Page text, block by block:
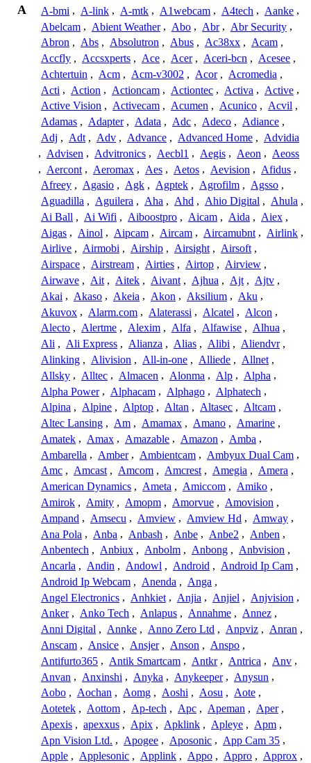
A A-bmi , A-link , A-mtk , A1webcam , A4tech , Aanke ,
Abelcam , Abient Weather , Abo , Abr , Abr Security ,
Abron , Abs , Absolutron , Abus , Ac38xx , Acam ,
Accfly , Accsxperts , Ace , Acer , Aceri-bcn , Acesee ,
Achtertuin , Acm , Acm-v3002 , Acor , Acromedia ,
Acti , Action , Actioncam , Actiontec , Activa , Active ,
Active Vision , Activecam , Acumen , Acunico , Acvil ,
Adamas , Adapter , Adata , Adc , Adeco , Adiance ,
Adj , Adt , Adv , Advance , Advanced Home , Advidia
, Advisen , Advitronics , Aecbl1 , Aegis , Aeon , Aeoss
, Aercont , Aeromax , Aes , Aetos , Aevision , Afidus ,
Afreey , Agasio , Agk , Agptek , Agrofilm , Agsso ,
Aguadilla , Aguilera , Aha , Ahd , Ahio Digital , Ahula ,
Ai Ball , Ai Wifi , Aiboostpro , Aicam , Aida , Aiex ,
Aigas , Ainol , Aipcam , Aircam , Aircamubnt , Airlink ,
Airlive , Airmobi , Airship , Airsight , Airsoft ,
Airspace , Airstream , Airties , Airtop , Airview ,
Airwave , Ait , Aitek , Aivant , Ajhua , Ajt , Ajtv ,
Akai , Akaso , Akeia , Akon , Aksilium , Aku ,
Akuvox , Alarm.com , Alaterassi , Alcatel , Alcon ,
Alecto , Alertme , Alexim , Alfa , Alfawise , Alhua ,
Ali , Ali Express , Alianza , Alias , Alibi , Aliendvr ,
Alinking , Alivision , All-in-one , Alliede , Allnet ,
Allsky , Alltec , Almacen , Alonma , Alp , Alpha ,
Alpha Power , Alphacam , Alphago , Alphatech ,
Alpina , Alpine , Alptop , Altan , Altasec , Altcam ,
Altec Lansing , Am , Amamax , Amano , Amarine ,
Amatek , Amax , Amazable , Amazon , Amba ,
Ambarella , Amber , Ambientcam , Ambyux Dual Cam ,
Amc , Amcast , Amcom , Amcrest , Amegia , Amera ,
American Dynamics , Ameta , Amiccom , Amiko ,
Amirok , Amity , Amopm , Amorvue , Amovision ,
Ampand , Amsecu , Amview , Amview Hd , Amway ,
Ana Pola , Anba , Anbash , Anbe , Anbe2 , Anben ,
Anbentech , Anbiux , Anbolm , Anbong , Anbvision ,
Ancarla , Andin , Andowl , Android , Android Ip Cam ,
Android Ip Webcam , Anenda , Anga ,
Angel Electronics , Anhkiet , Anjia , Anjiel , Anjvision ,
Anker , Anko Tech , Anlapus , Annahme , Annez ,
Anni Digital , Annke , Anno Zero Ltd , Anpviz , Anran ,
Anscam , Ansice , Ansjer , Anson , Anspo ,
Antifurto365 , Antik Smartcam , Antkr , Antrica , Anv ,
Anvan , Anxinshi , Anyka , Anykeeper , Anysun ,
Aobo , Aochan , Aomg , Aoshi , Aosu , Aote ,
Aotetek , Aottom , Ap-tech , Apc , Apeman , Aper ,
Apexis , apexxus , Apix , Apklink , Apleye , Apm ,
Apn Vision Ltd. , Apogee , Aposonic , App Cam 35 ,
Apple , Applesonic , Applink , Appo , Appro , Approx ,